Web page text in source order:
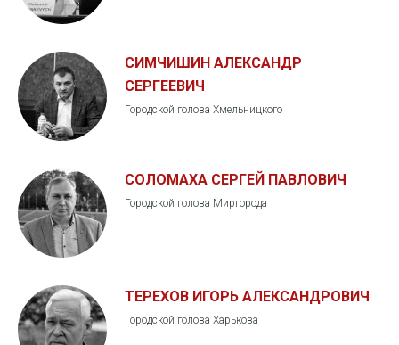
СИМЧИШИН АЛЕКСАНДР
СЕРГЕЕВИЧ
Городской голова Хмельницкого
СОЛОМАХА СЕРГЕЙ ПАВЛОВИЧ
Городской голова Миргорода
ТЕРЕХОВ ИГОРЬ АЛЕКСАНДРОВИЧ
Городской голова Харькова